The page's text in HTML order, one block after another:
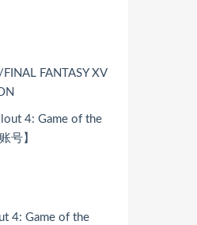
FANTASY XV
4: Game of the